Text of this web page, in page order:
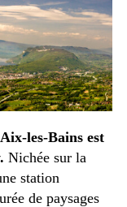
Aix-les-Bains est
Nichée sur la
station
de paysages